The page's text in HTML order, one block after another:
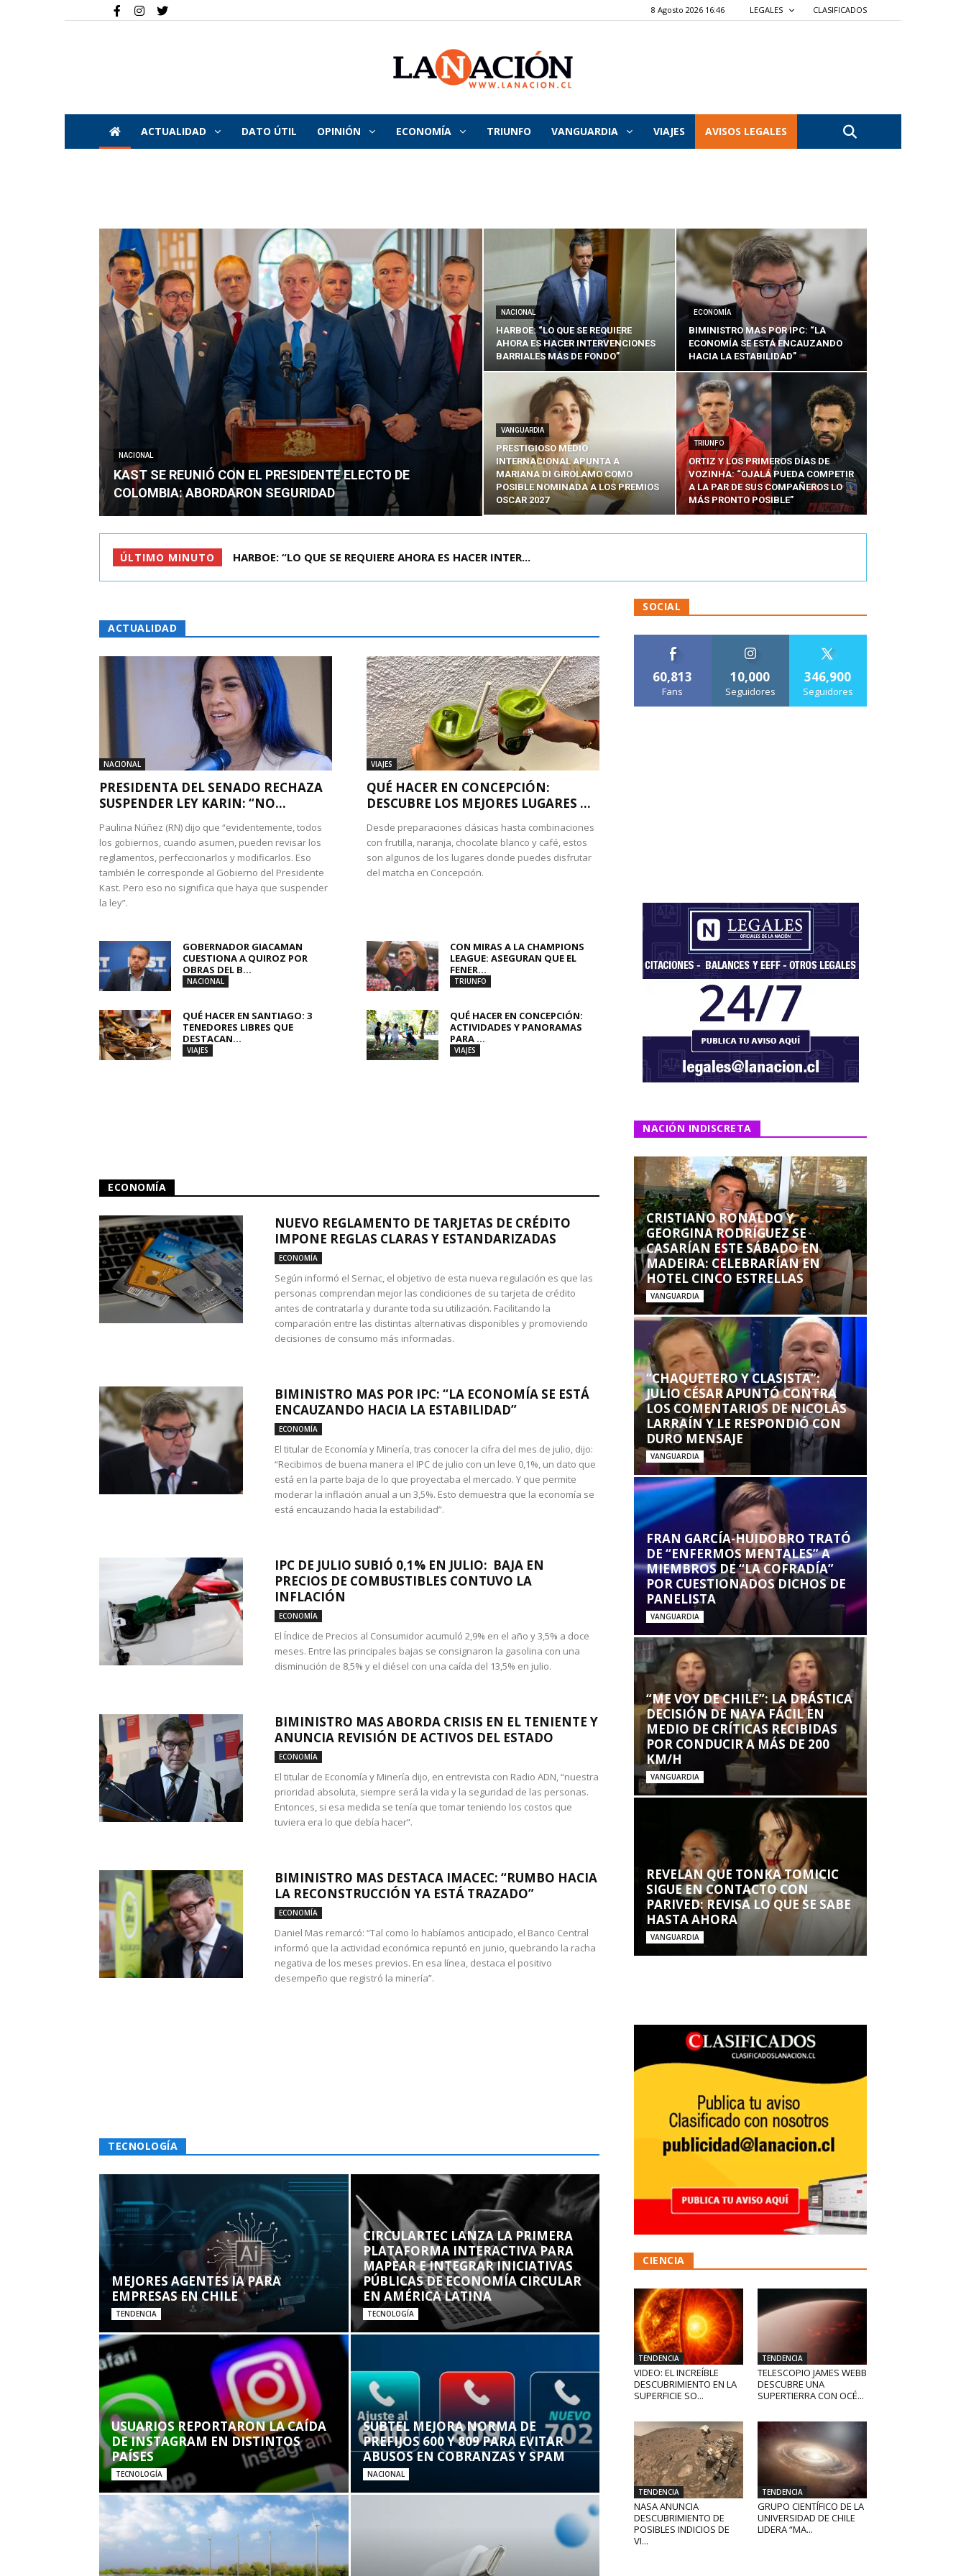
8 Agosto 2026 16:46 LEGALES CLASIFICADOS
La
Nación
ACTUALIDAD DATO ÚTIL OPINIÓN ECONOMÍA TRIUNFO VANGUARDIA VIAJES AVISOS LEGALES
NACIONAL
KAST SE REUNIÓ CON EL PRESIDENTE ELECTO DE
COLOMBIA: ABORDARON SEGURIDAD
NACIONAL
HARBOE: “LO QUE SE REQUIERE
AHORA ES HACER INTERVENCIONES
BARRIALES MÁS DE FONDO”
ECONOMÍA
BIMINISTRO MAS POR IPC: “LA
ECONOMÍA SE ESTÁ ENCAUZANDO
HACIA LA ESTABILIDAD”
VANGUARDIA
PRESTIGIOSO MEDIO
INTERNACIONAL APUNTA A
MARIANA DI GIROLAMO COMO
POSIBLE NOMINADA A LOS PREMIOS
OSCAR 2027
TRIUNFO
ORTIZ Y LOS PRIMEROS DÍAS DE
VOZINHA: “OJALÁ PUEDA COMPETIR
A LA PAR DE SUS COMPAÑEROS LO
MÁS PRONTO POSIBLE”
ÚLTIMO MINUTO HARBOE: “LO QUE SE REQUIERE AHORA ES HACER INTER...
BIMINISTRO MAS POR IPC: “LA ECONOMÍA SE ESTÁ ENC...
ACTUALIDAD
NACIONAL
PRESIDENTA DEL SENADO RECHAZA
SUSPENDER LEY KARIN: “NO...
Paulina Núñez (RN) dijo que “evidentemente, todos
los gobiernos, cuando asumen, pueden revisar los
reglamentos, perfeccionarlos y modificarlos. Eso
también le corresponde al Gobierno del Presidente
Kast. Pero eso no significa que haya que suspender
la ley”.
VIAJES
QUÉ HACER EN CONCEPCIÓN:
DESCUBRE LOS MEJORES LUGARES ...
Desde preparaciones clásicas hasta combinaciones
con frutilla, naranja, chocolate blanco y café, estos
son algunos de los lugares donde puedes disfrutar
del matcha en Concepción.
GOBERNADOR GIACAMAN
CUESTIONA A QUIROZ POR
OBRAS DEL B...
NACIONAL
CON MIRAS A LA CHAMPIONS
LEAGUE: ASEGURAN QUE EL
FENER...
TRIUNFO
QUÉ HACER EN SANTIAGO: 3
TENEDORES LIBRES QUE
DESTACAN...
VIAJES
QUÉ HACER EN CONCEPCIÓN:
ACTIVIDADES Y PANORAMAS
PARA ...
VIAJES
ECONOMÍA
NUEVO REGLAMENTO DE TARJETAS DE CRÉDITO
IMPONE REGLAS CLARAS Y ESTANDARIZADAS
ECONOMÍA
Según informó el Sernac, el objetivo de esta nueva regulación es que las
personas comprendan mejor las condiciones de su tarjeta de crédito
antes de contratarla y durante toda su utilización. Facilitando la
comparación entre las distintas alternativas disponibles y promoviendo
decisiones de consumo más informadas.
BIMINISTRO MAS POR IPC: “LA ECONOMÍA SE ESTÁ
ENCAUZANDO HACIA LA ESTABILIDAD”
ECONOMÍA
El titular de Economía y Minería, tras conocer la cifra del mes de julio, dijo:
“Recibimos de buena manera el IPC de julio con un leve 0,1%, un dato que
está en la parte baja de lo que proyectaba el mercado. Y que permite
moderar la inflación anual a un 3,5%. Esto demuestra que la economía se
está encauzando hacia la estabilidad”.
IPC DE JULIO SUBIÓ 0,1% EN JULIO: BAJA EN
PRECIOS DE COMBUSTIBLES CONTUVO LA
INFLACIÓN
ECONOMÍA
El Índice de Precios al Consumidor acumuló 2,9% en el año y 3,5% a doce
meses. Entre las principales bajas se consignaron la gasolina con una
disminución de 8,5% y el diésel con una caída del 13,5% en julio.
BIMINISTRO MAS ABORDA CRISIS EN EL TENIENTE Y
ANUNCIA REVISIÓN DE ACTIVOS DEL ESTADO
ECONOMÍA
El titular de Economía y Minería dijo, en entrevista con Radio ADN, “nuestra
prioridad absoluta, siempre será la vida y la seguridad de las personas.
Entonces, si esa medida se tenía que tomar teniendo los costos que
tuviera era lo que debía hacer”.
BIMINISTRO MAS DESTACA IMACEC: “RUMBO HACIA
LA RECONSTRUCCIÓN YA ESTÁ TRAZADO”
ECONOMÍA
Daniel Mas remarcó: “Tal como lo habíamos anticipado, el Banco Central
informó que la actividad económica repuntó en junio, quebrando la racha
negativa de los meses previos. En esa línea, destaca el positivo
desempeño que registró la minería”.
TECNOLOGÍA
MEJORES AGENTES IA PARA
EMPRESAS EN CHILE
TENDENCIA
CIRCULARTEC LANZA LA PRIMERA
PLATAFORMA INTERACTIVA PARA
MAPEAR E INTEGRAR INICIATIVAS
PÚBLICAS DE ECONOMÍA CIRCULAR
EN AMÉRICA LATINA
TECNOLOGÍA
USUARIOS REPORTARON LA CAÍDA
DE INSTAGRAM EN DISTINTOS
PAÍSES
TECNOLOGÍA
SUBTEL MEJORA NORMA DE
PREFIJOS 600 Y 809 PARA EVITAR
ABUSOS EN COBRANZAS Y SPAM
NACIONAL
SOCIAL
60,813
Fans
10,000
Seguidores
346,900
Seguidores
NACIÓN INDISCRETA
CRISTIANO RONALDO Y
GEORGINA RODRÍGUEZ SE
CASARÍAN ESTE SÁBADO EN
MADEIRA: CELEBRARÍAN EN
HOTEL CINCO ESTRELLAS
VANGUARDIA
“CHAQUETERO Y CLASISTA”:
JULIO CÉSAR APUNTÓ CONTRA
LOS COMENTARIOS DE NICOLÁS
LARRAÍN Y LE RESPONDIÓ CON
DURO MENSAJE
VANGUARDIA
FRAN GARCÍA-HUIDOBRO TRATÓ
DE “ENFERMOS MENTALES” A
MIEMBROS DE “LA COFRADÍA”
POR CUESTIONADOS DICHOS DE
PANELISTA
VANGUARDIA
“ME VOY DE CHILE”: LA DRÁSTICA
DECISIÓN DE NAYA FÁCIL EN
MEDIO DE CRÍTICAS RECIBIDAS
POR CONDUCIR A MÁS DE 200
KM/H
VANGUARDIA
REVELAN QUE TONKA TOMICIC
SIGUE EN CONTACTO CON
PARIVED: REVISA LO QUE SE SABE
HASTA AHORA
VANGUARDIA
CIENCIA
TENDENCIA
VIDEO: EL INCREÍBLE
DESCUBRIMIENTO EN LA
SUPERFICIE SO...
TENDENCIA
TELESCOPIO JAMES WEBB
DESCUBRE UNA
SUPERTIERRA CON OCÉ...
TENDENCIA
NASA ANUNCIA
DESCUBRIMIENTO DE
POSIBLES INDICIOS DE
VI...
TENDENCIA
GRUPO CIENTÍFICO DE LA
UNIVERSIDAD DE CHILE
LIDERA “MA...